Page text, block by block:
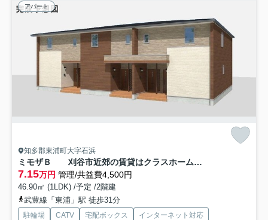
アパート
知多郡東浦町大字石浜
ミモザＢ 刈谷市近郊の賃貸はクラスホーム刈谷店
7.15万円 管理/共益費4,500円
46.90㎡ (1LDK) /予定 /2階建
武豊線「東浦」駅 徒歩31分
駐輪場 CATV 宅配ボックス
インターネット対応